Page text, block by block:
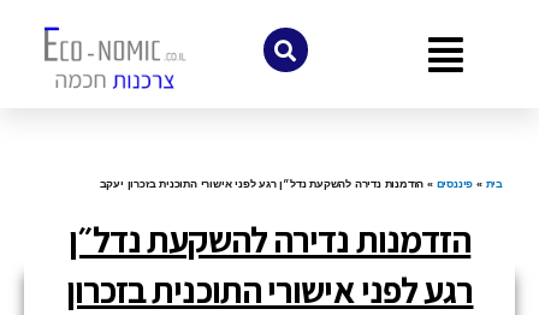
בית » פיננסים » הזדמנות נדירה להשקעת נדל״ן רגע לפני אישורי התוכנית בזכרון יעקב
הזדמנות נדירה להשקעת נדל״ן
רגע לפני אישורי התוכנית בזכרון